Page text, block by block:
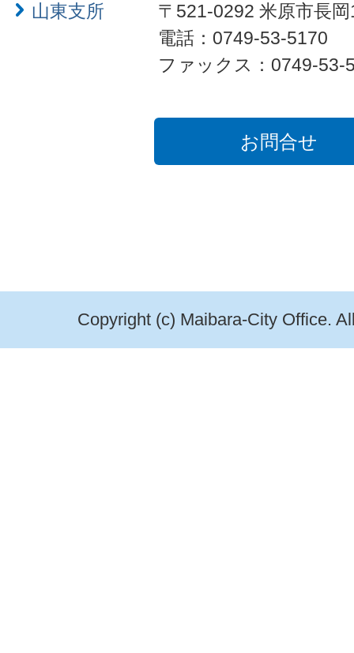
山東支所
〒521-0292 米原市長
電話：0749-53-5170
ファックス：0749-53-
お問合せ
Copyright (c) Maibara-City Office.